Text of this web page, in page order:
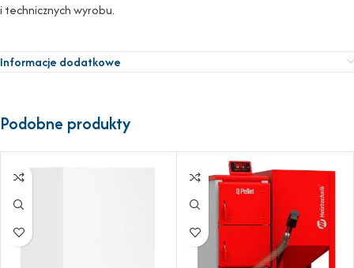
i technicznych wyrobu.
Informacje dodatkowe
Podobne produkty